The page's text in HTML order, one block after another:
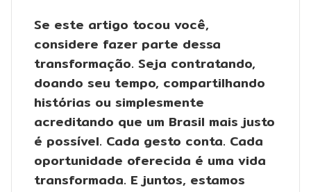
Se este artigo tocou você,
considere fazer parte dessa
transformação. Seja contratando,
doando seu tempo, compartilhando
histórias ou simplesmente
acreditando que um Brasil mais justo
é possível. Cada gesto conta. Cada
oportunidade oferecida é uma vida
transformada. E juntos, estamos